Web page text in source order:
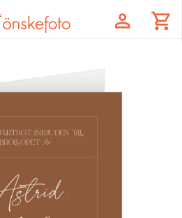
profile shopping_cart